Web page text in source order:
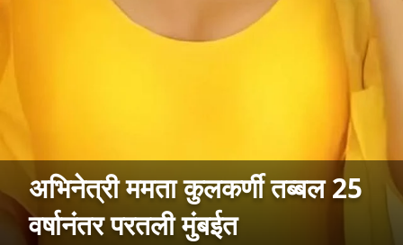
अभिनेत्री ममता कुलकर्णी तब्बल 25
वर्षानंतर परतली मुंबईत